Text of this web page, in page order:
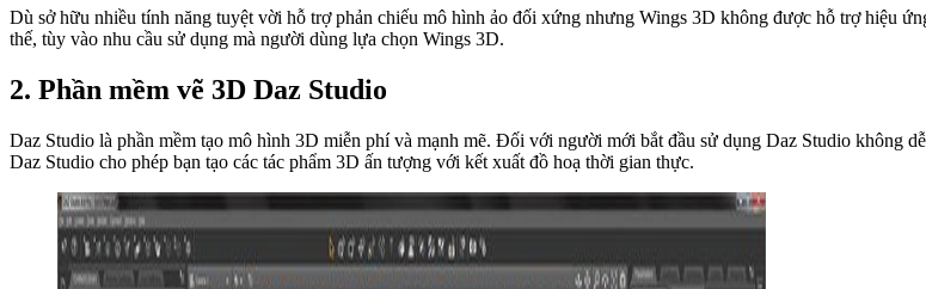
Dù sở hữu nhiều tính năng tuyệt vời hỗ trợ phản chiếu mô hình ảo đối xứng nhưng Wings 3D không được hỗ trợ hiệu
thế, tùy vào nhu cầu sử dụng mà người dùng lựa chọn Wings 3D.
2. Phần mềm vẽ 3D Daz Studio
Daz Studio là phần mềm tạo mô hình 3D miễn phí và mạnh mẽ. Đối với người mới bắt đầu sử dụng Daz Studio không
Daz Studio cho phép bạn tạo các tác phẩm 3D ấn tượng với kết xuất đồ hoạ thời gian thực.